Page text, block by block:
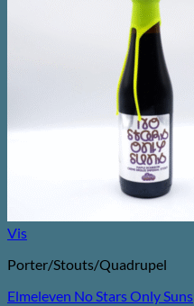
Vis
Porter/Stouts/Quadrupel
Elmeleven No Stars Only Suns